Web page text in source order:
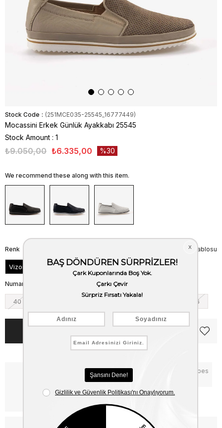
Stock Code (251MCE035-25545_16777449)
Mocassini Erkek Günlük Ayakkabı 25545
Stock Amount : 1
₺9.050,00 ₺6.335,00 30
We recommend these along with this item.
Beden Tablosu
Renk
Vizon
Numara
40 46
Notify me when the price goes
down